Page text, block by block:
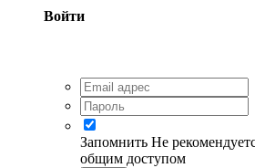
Войти
Запомнить Не
общим доступом